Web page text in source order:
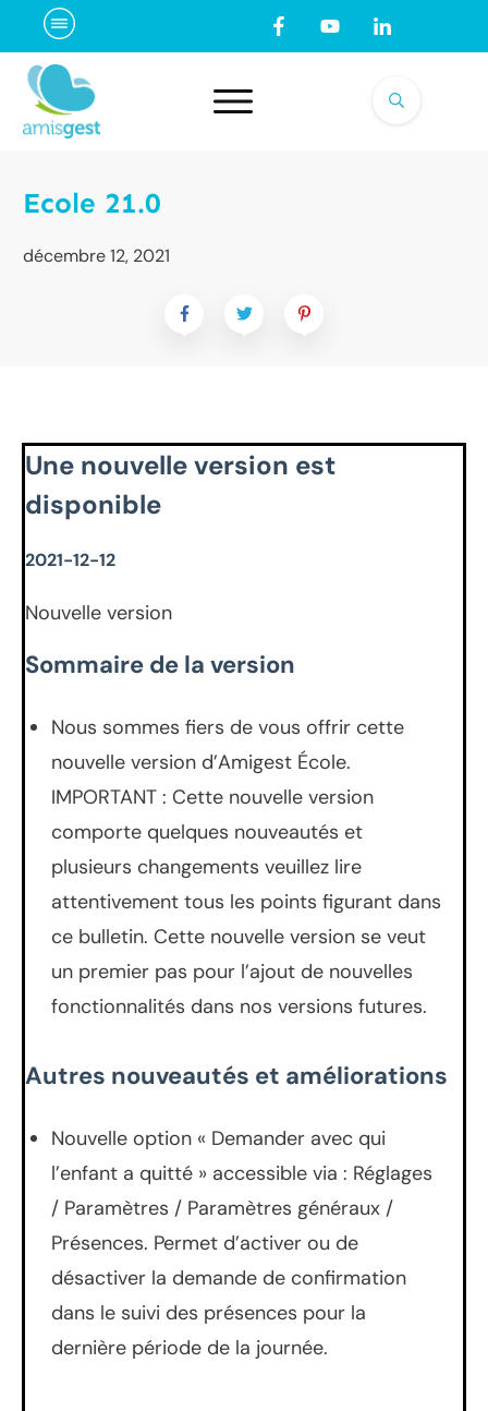
Ecole 21.0
décembre 12, 2021
Une nouvelle version est
disponible
2021-12-12
Nouvelle version
Sommaire de la version
Nous sommes fiers de vous offrir cette
nouvelle version d’Amigest École.
IMPORTANT : Cette nouvelle version
comporte quelques nouveautés et
plusieurs changements veuillez lire
attentivement tous les points figurant dans
ce bulletin. Cette nouvelle version se veut
un premier pas pour l’ajout de nouvelles
fonctionnalités dans nos versions futures.
Autres nouveautés et améliorations
Nouvelle option « Demander avec qui
l’enfant a quitté » accessible via : Réglages
/ Paramètres / Paramètres généraux /
Présences. Permet d’activer ou de
désactiver la demande de confirmation
dans le suivi des présences pour la
dernière période de la journée.